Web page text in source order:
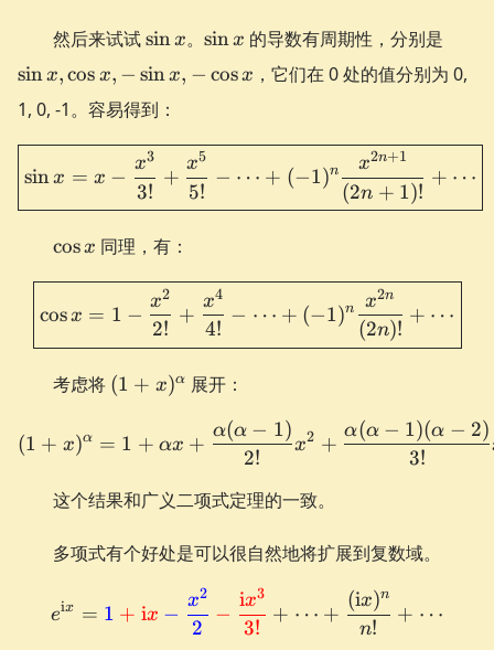
然后来试试\sin
sinx。\sin
sinx 的导数有周期性，分别是
\cos
\cos
x
sinx, cos x, − sinx, − cosx ，它们在 0 处的值分别为 0,
1, 0, -1。容易得到：
\boxed{ \sin x = x -
sinx = x −
3!
x3
+
5!
x5
− ⋯ + (−1)n
(2n + 1)!
x2n+1
+ ⋯
\cos
cosx 同理，有：
\boxed{ \cos x = 1 -
cosx = 1 −
2!
x2
+
4!
x4
− ⋯ + (−1)n
(2n)!
x2n
+ ⋯
考虑将 (1+x)^\alpha
(1 + x)α 展开：
(1+x)^\alpha = 1 +
(1 + x)α = 1 + αx +
2!
α(α − 1)
x2 +
3!
α(α − 1)(α − 2)
这个结果和广义二项式定理的一致。
多项式有个好处是可以很自然地将扩展到复数域。
e^{\i x} =
eix = 1 + ix −
2
x2
−
3!
ix3
+ ⋯ +
n!
(ix)n
+ ⋯